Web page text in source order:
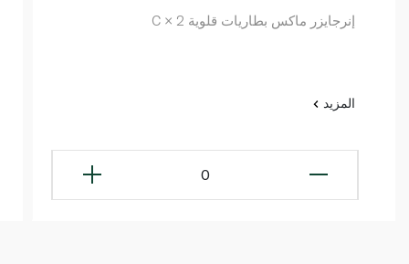
إنرجايزر ماكس بطاريات قلوية C × 2
المزيد
0